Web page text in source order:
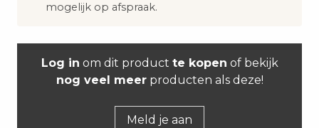
mogelijk op afspraak.
Log in om dit product te kopen of bekijk
nog veel meerproducten als deze!
Meld je aan